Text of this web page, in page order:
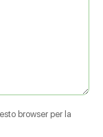
browser per la